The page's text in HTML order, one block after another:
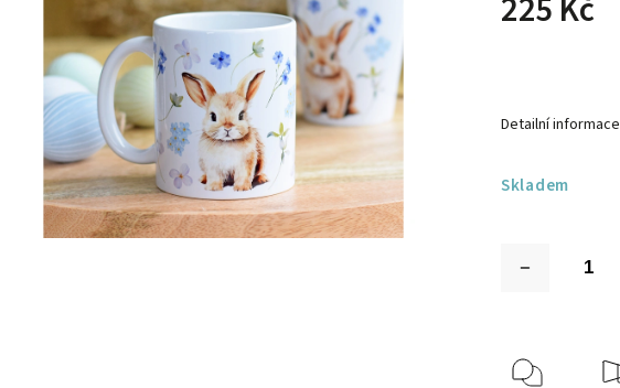
225 Kč
Skladem
Detailní informace